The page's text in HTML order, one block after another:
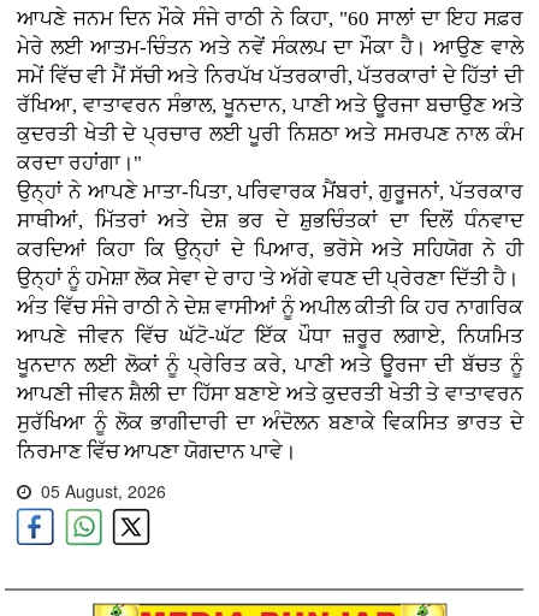
ਆਪਣੇ ਜਨਮ ਦਿਨ ਮੌਕੇ ਸੰਜੇ ਰਾਠੀ ਨੇ ਕਿਹਾ, "60 ਸਾਲਾਂ ਦਾ ਇਹ ਸਫ਼ਰ
ਮੇਰੇ ਲਈ ਆਤਮ-ਚਿੰਤਨ ਅਤੇ ਨਵੇਂ ਸੰਕਲਪ ਦਾ ਮੌਕਾ ਹੈ। ਆਉਣ ਵਾਲੇ
ਸਮੇਂ ਵਿੱਚ ਵੀ ਮੈਂ ਸੱਚੀ ਅਤੇ ਨਿਰਪੱਖ ਪੱਤਰਕਾਰੀ, ਪੱਤਰਕਾਰਾਂ ਦੇ ਹਿੱਤਾਂ ਦੀ
ਰੱਖਿਆ, ਵਾਤਾਵਰਨ ਸੰਭਾਲ, ਖੂਨਦਾਨ, ਪਾਣੀ ਅਤੇ ਊਰਜਾ ਬਚਾਉਣ ਅਤੇ
ਕੁਦਰਤੀ ਖੇਤੀ ਦੇ ਪ੍ਰਚਾਰ ਲਈ ਪੂਰੀ ਨਿਸ਼ਠਾ ਅਤੇ ਸਮਰਪਣ ਨਾਲ ਕੰਮ
ਕਰਦਾ ਰਹਾਂਗਾ।"
ਉਨ੍ਹਾਂ ਨੇ ਆਪਣੇ ਮਾਤਾ-ਪਿਤਾ, ਪਰਿਵਾਰਕ ਮੈਂਬਰਾਂ, ਗੁਰੂਜਨਾਂ, ਪੱਤਰਕਾਰ
ਸਾਥੀਆਂ, ਮਿੱਤਰਾਂ ਅਤੇ ਦੇਸ਼ ਭਰ ਦੇ ਸ਼ੁਭਚਿੰਤਕਾਂ ਦਾ ਦਿਲੋਂ ਧੰਨਵਾਦ
ਕਰਦਿਆਂ ਕਿਹਾ ਕਿ ਉਨ੍ਹਾਂ ਦੇ ਪਿਆਰ, ਭਰੋਸੇ ਅਤੇ ਸਹਿਯੋਗ ਨੇ ਹੀ
ਉਨ੍ਹਾਂ ਨੂੰ ਹਮੇਸ਼ਾ ਲੋਕ ਸੇਵਾ ਦੇ ਰਾਹ 'ਤੇ ਅੱਗੇ ਵਧਣ ਦੀ ਪ੍ਰੇਰਣਾ ਦਿੱਤੀ ਹੈ।
ਅੰਤ ਵਿੱਚ ਸੰਜੇ ਰਾਠੀ ਨੇ ਦੇਸ਼ ਵਾਸੀਆਂ ਨੂੰ ਅਪੀਲ ਕੀਤੀ ਕਿ ਹਰ ਨਾਗਰਿਕ
ਆਪਣੇ ਜੀਵਨ ਵਿੱਚ ਘੱਟੋ-ਘੱਟ ਇੱਕ ਪੌਧਾ ਜ਼ਰੂਰ ਲਗਾਏ, ਨਿਯਮਿਤ
ਖੂਨਦਾਨ ਲਈ ਲੋਕਾਂ ਨੂੰ ਪ੍ਰੇਰਿਤ ਕਰੇ, ਪਾਣੀ ਅਤੇ ਊਰਜਾ ਦੀ ਬੱਚਤ ਨੂੰ
ਆਪਣੀ ਜੀਵਨ ਸ਼ੈਲੀ ਦਾ ਹਿੱਸਾ ਬਣਾਏ ਅਤੇ ਕੁਦਰਤੀ ਖੇਤੀ ਤੇ ਵਾਤਾਵਰਨ
ਸੁਰੱਖਿਆ ਨੂੰ ਲੋਕ ਭਾਗੀਦਾਰੀ ਦਾ ਅੰਦੋਲਨ ਬਣਾਕੇ ਵਿਕਸਿਤ ਭਾਰਤ ਦੇ
ਨਿਰਮਾਣ ਵਿੱਚ ਆਪਣਾ ਯੋਗਦਾਨ ਪਾਵੇ।
05 August, 2026